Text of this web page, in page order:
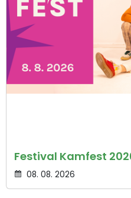
Festival Kamfest
08. 08. 2026